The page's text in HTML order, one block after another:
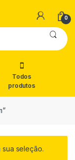
0
Todos
produtos
seleção.